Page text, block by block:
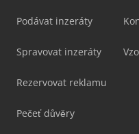
Podávat inzeráty
Spravovat inzeráty
Rezervovat reklamu
Pečeť důvěry